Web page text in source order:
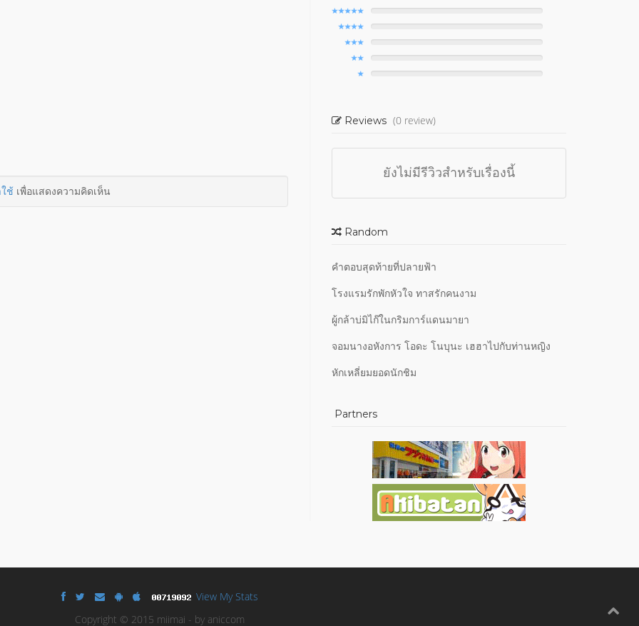
ช้เพื่อแสดงความคิดเห็น
Reviews (0 review)
ยังไม่มีรีวิวสำหรับเรื่องนี้
Random
คำตอบสุดท้ายที่ปลายฟ้า
โรงแรมรักพักหัวใจ ทาสรักคนงาม
ผู้กล้าบ่มิไก๊ในกริมการ์แดนมายา
จอมนางอหังการ โอดะ โนบุนะ เฮฮาไปกับท่านหญิง
หักเหลี่ยมยอดนักชิม
Partners
View My Stats
Copyright © 2015 miimai - by aniccom